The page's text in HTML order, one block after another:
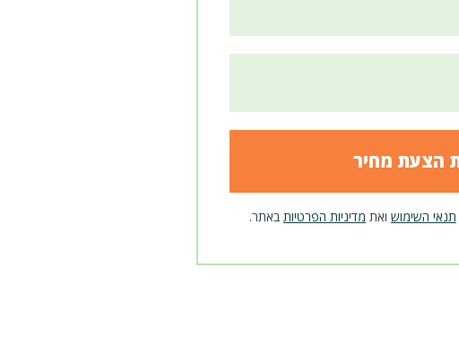
תנאי השימוש ואת מדיניות הפרטיות באתר.